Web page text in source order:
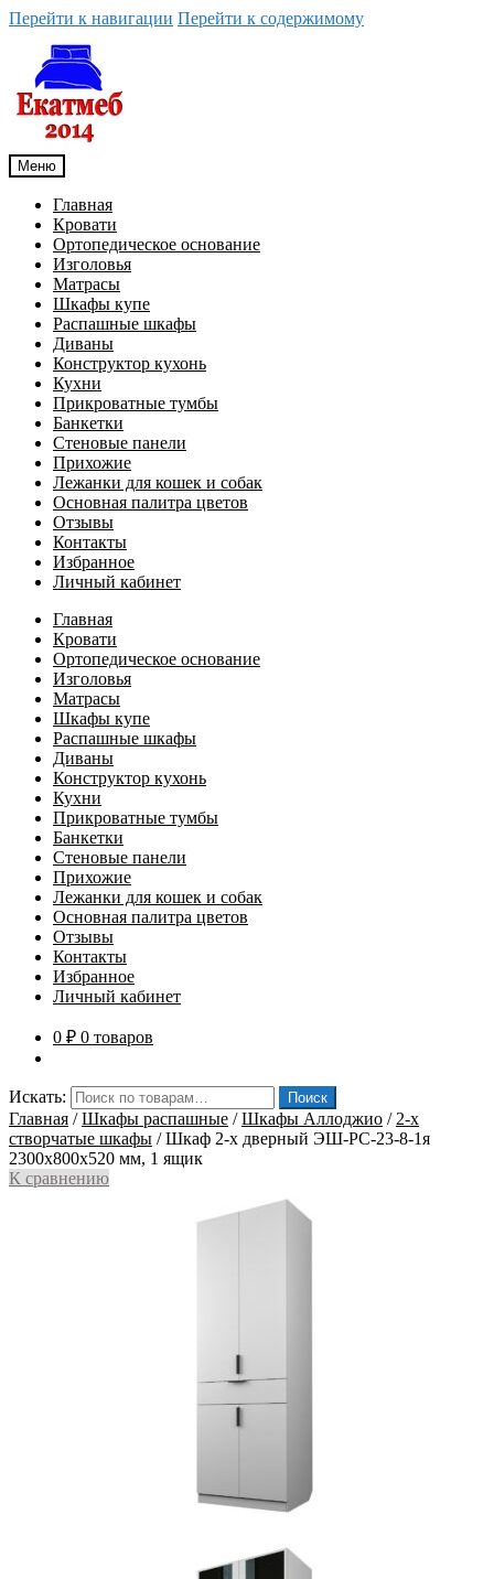
Перейти к навигации Перейти к содержимому
Меню
Главная
Кровати
Ортопедическое основание
Изголовья
Матрасы
Шкафы купе
Распашные шкафы
Диваны
Конструктор кухонь
Кухни
Прикроватные тумбы
Банкетки
Стеновые панели
Прихожие
Лежанки для кошек и собак
Основная палитра цветов
Отзывы
Контакты
Избранное
Личный кабинет
Главная
Кровати
Ортопедическое основание
Изголовья
Матрасы
Шкафы купе
Распашные шкафы
Диваны
Конструктор кухонь
Кухни
Прикроватные тумбы
Банкетки
Стеновые панели
Прихожие
Лежанки для кошек и собак
Основная палитра цветов
Отзывы
Контакты
Избранное
Личный кабинет
0 ₽ 0 товаров
Искать: Поиск
Главная /Шкафы распашные /Шкафы Аллоджио / 2-х
створчатые шкафы /Шкаф 2-х дверный ЭШ-РС-23-8-1я
2300x800x520 мм, 1 ящик
К сравнению